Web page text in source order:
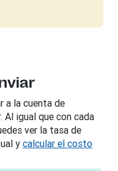
a la cuenta de
Al igual que con cada
ver la tasa de
y calcular el costo